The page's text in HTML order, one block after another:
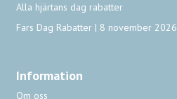
Alla hjärtans dag rabatter
Fars Dag Rabatter | 8 november 2026
Information
Om oss